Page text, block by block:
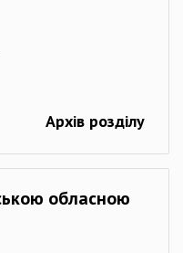
Архів розділу
обласною